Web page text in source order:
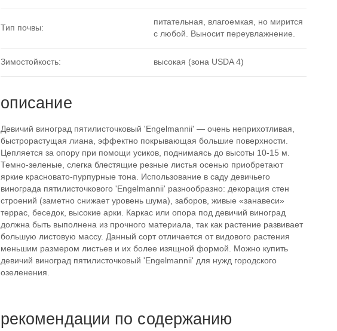
Тип почвы:
питательная, влагоемкая, но мирится
с любой. Выносит переувлажнение.
Зимостойкость: высокая (зона USDA 4)
описание
Девичий виноград пятилисточковый 'Engelmannii' — очень неприхотливая,
быстрорастущая лиана, эффектно покрывающая большие поверхности.
Цепляется за опору при помощи усиков, поднимаясь до высоты 10-15 м.
Темно-зеленые, слегка блестящие резные листья осенью приобретают
яркие красновато-пурпурные тона. Использование в саду девичьего
винограда пятилисточкового 'Engelmannii' разнообразно: декорация стен
строений (заметно снижает уровень шума), заборов, живые «занавеси»
террас, беседок, высокие арки. Каркас или опора под девичий виноград
должна быть выполнена из прочного материала, так как растение развивает
большую листовую массу. Данный сорт отличается от видового растения
меньшим размером листьев и их более изящной формой. Можно купить
девичий виноград пятилисточковый 'Engelmannii' для нужд городского
озеленения.
рекомендации по содержанию